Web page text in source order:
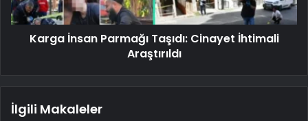
Karga İnsan Parmağı Taşıdı: Cinayet İhtimali
Araştırıldı
İlgili Makaleler